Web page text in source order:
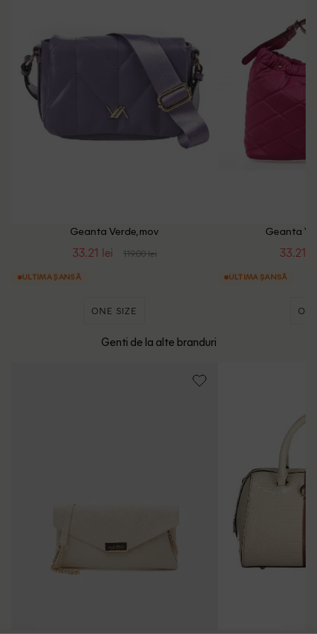
Geanta Verde, mov
33.21 lei 119.00 lei
ULTIMA ȘANSĂ
ONE SIZE
Geanta
33.21
ULTIMA ȘANSĂ
Genti de la alte branduri